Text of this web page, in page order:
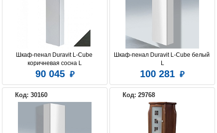
Шкаф-пенал Duravit L-Cube
коричневая сосна L
90 045
Шкаф-пенал Duravit L-Cube белый
L
100 281
Код: 30160 Код: 29768